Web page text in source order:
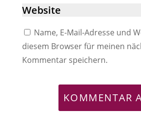
Name, E-Mail-Adresse und
diesem Browser für meinen
Kommentar speichern.